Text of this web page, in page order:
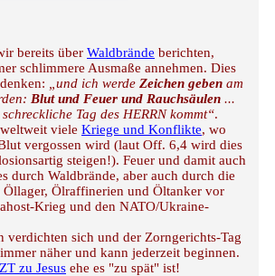
bereits über Waldbrände berichten,
schlimmere Ausmaße annehmen. Dies
„und ich werde Zeichen geben am
Blut und Feuer und Rauchsäulen ...
Tag des HERRN kommt“.
viele Kriege und Konflikte, wo
vergossen wird (laut Off. 6,4 wird dies
steigen!). Feuer und damit auch
durch Waldbrände, aber auch durch die
Öllager, Ölraffinerien und Öltanker vor
Krieg und den NATO/Ukraine-
verdichten sich und der Zorngerichts-Tag
näher und kann jederzeit beginnen.
zu Jesus ehe es "zu spät" ist!